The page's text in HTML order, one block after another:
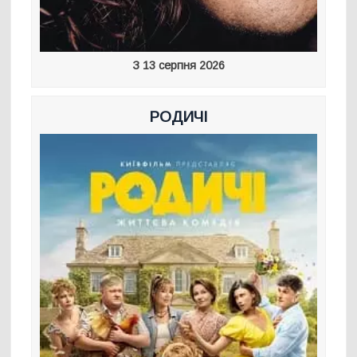
З 13 серпня 2026
РОДИЧІ